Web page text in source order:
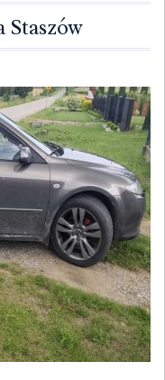
Staszów